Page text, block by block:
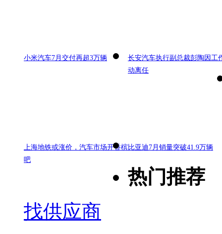
小米汽车7月交付再超3万辆
长安汽车执行副总裁彭陶因工
动离任
上海地铁或涨价，汽车市场开香槟
吧
比亚迪7月销量突破41.9万辆
热门推荐
找供应商